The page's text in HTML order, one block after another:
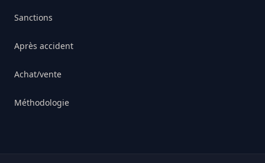
Sanctions
Après accident
Achat/vente
Méthodologie